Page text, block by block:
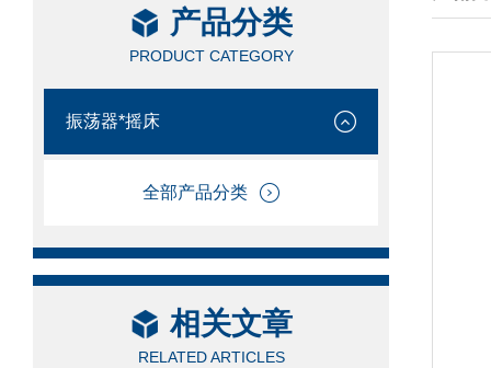
产品分类
PRODUCT CATEGORY
振荡器*摇床
全部产品分类
相关文章
RELATED ARTICLES
/